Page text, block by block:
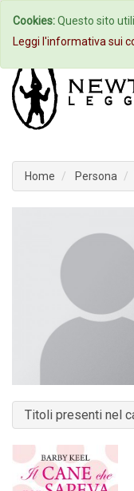
Home
Home Persona
Titoli presenti nel
Cookies:Questo sito
Leggi l'informativa sui